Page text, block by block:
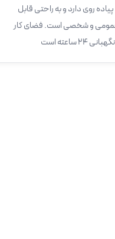
از ۱۰ دقیقه پیاده روی دارد و به راحتی قابل
عمومی و شخصی است. فضای کار
ساعته است